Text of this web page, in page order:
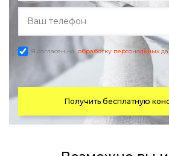
Я согласен на обработку персональных
Получить бесплатную